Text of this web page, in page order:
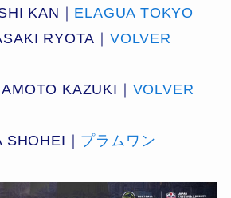
KAN｜ ELAGUA TOKYO
RYOTA｜VOLVER
KAZUKI｜ VOLVER
｜ プラムワン